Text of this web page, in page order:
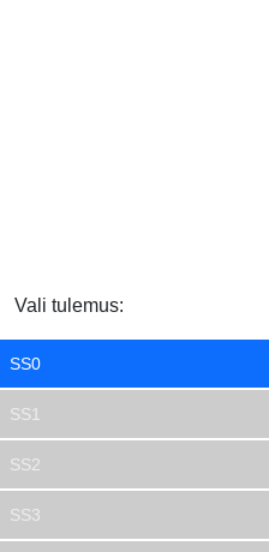
Vali tulemus:
SS0
SS1
SS2
SS3